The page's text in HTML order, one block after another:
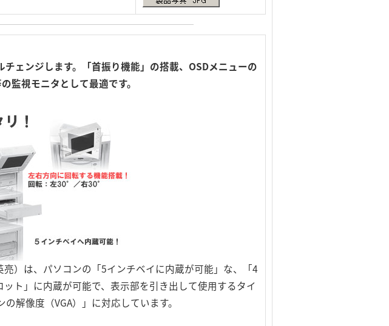
ェンジします。「首振り機能」の搭載、OSDメニューの
監視モニタとして最適です。
）は、パソコンの「5インチベイに内蔵が可能」な、「4
ト」に内蔵が可能で、表示部を引き出して使用するタイ
解像度（VGA）」に対応しています。